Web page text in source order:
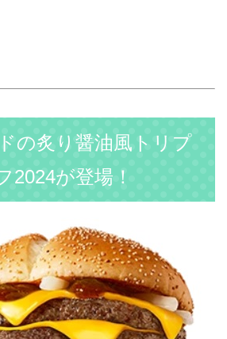
の炙り醤油風トリプ
2024が登場！